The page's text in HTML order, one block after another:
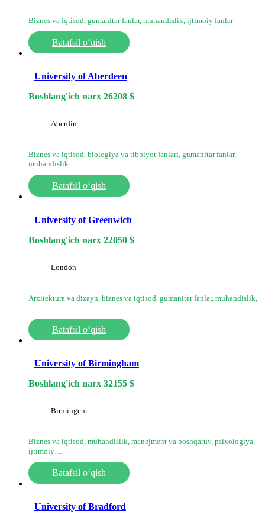
Biznes va iqtisod, gumanitar fanlar, muhandislik, ijtimoiy fanlar
Batafsil o‘qish
University of Aberdeen
Boshlang'ich narx 26208 $
Aberdin
Biznes va iqtisod, biologiya va tibbiyot fanlari, gumanitar fanlar,
muhandislik…
Batafsil o‘qish
University of Greenwich
Boshlang'ich narx 22050 $
London
Arxitektura va dizayn, biznes va iqtisod, gumanitar fanlar, muhandislik,
Batafsil o‘qish
University of Birmingham
Boshlang'ich narx 32155 $
Birmingem
Biznes va iqtisod, muhandislik, menejment va boshqaruv, psixologiya,
ijtimoiy…
Batafsil o‘qish
University of Bradford